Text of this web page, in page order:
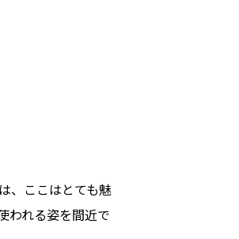
、ここはとても魅
われる姿を間近で